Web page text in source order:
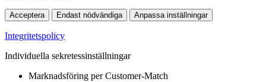
Acceptera Endast nödvändiga Anpassa inställningar
Integritetspolicy
Individuella sekretessinställningar
Marknadsföring per Customer-Match